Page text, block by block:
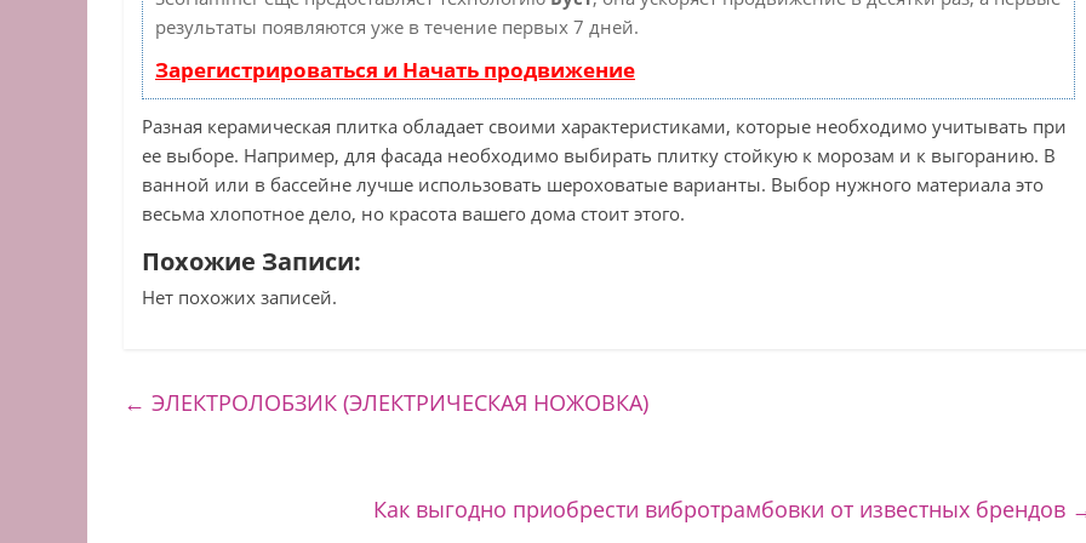
результаты появляются уже в течение первых 7 дней.
Зарегистрироваться и Начать продвижение
Разная керамическая плитка обладает своими характеристиками, которые необходимо учитывать при
ее выборе. Например, для фасада необходимо выбирать плитку стойкую к морозам и к выгоранию. В
ванной или в бассейне лучше использовать шероховатые варианты. Выбор нужного материала это
весьма хлопотное дело, но красота вашего дома стоит этого.
Похожие Записи:
Нет похожих записей.
← ЭЛЕКТРОЛОБЗИК (ЭЛЕКТРИЧЕСКАЯ НОЖОВКА)
Как выгодно приобрести вибротрамбовки от известных брендов